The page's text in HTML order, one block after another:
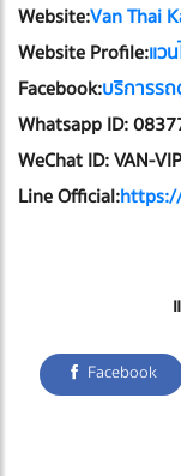
Website:Van Thai
Website Profile:แว
Facebook:บริการร
Whatsapp ID:
WeChat ID: VAN-
Line Official:
Facebook